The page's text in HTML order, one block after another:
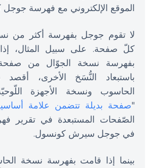
الموقع الإلكتروني مع فهرسة جوجل
لا تقوم جوجل بفهرسة أكثر من
كلّ صفحة. على سبيل المثال،
بفهرسة نسخة الجوّال من
باستبعاد النُّسَخ الأخرى،
الحاسوب ونسخة الأجهزة
"صفحة بديلة تتضمن علامة
الصّفحات المستبعدة في تقرير
في جوجل سيرش كونسول.
بينما إذا قامت بفهرسة نسخة